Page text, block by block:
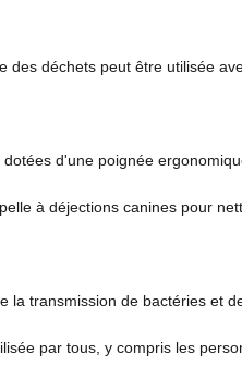
des déchets peut être utilisée
d'une poignée
à déjections canines pour
la transmission de bactéries
par tous, y compris les